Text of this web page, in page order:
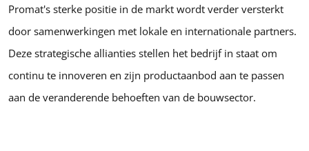
Promat's sterke positie in de markt wordt verder versterkt
door samenwerkingen met lokale en internationale partners.
Deze strategische allianties stellen het bedrijf in staat om
continu te innoveren en zijn productaanbod aan te passen
aan de veranderende behoeften van de bouwsector.